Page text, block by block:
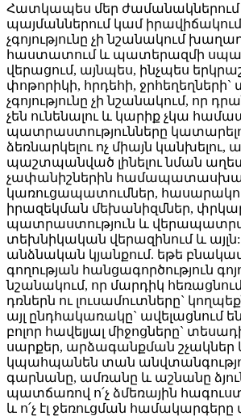
Հատկապես մեր
պայմաններում կամ
չգոյությունը չի նշանակում
հաստատում և պատերազմի
վերացում, այնպես, ինչպես
փոթորիկի, հրդեհի, ջրհեղեղների`
չգոյությունը չի նշանակում, որ
չեն ունենալու և կարիք չկա
պատրաստությունները
ձեռնարկելու ոչ միայն կանխելու,
պաշտպանված լինելու նման
չափանիշներին
կառուցապատումներ,
իրազեկման մեխանիզմներ,
պատրաստություն և
տեխնիկական վերազինում և
անձնական կյանքում. եթե
գողության հանցագործություն
նշանակում, որ մարդիկ
դռներն ու լուսամուտները`
այլ ընդհակառակը` ավելացնում
բոլոր հավելյալ միջոցները`
սարքեր, արձագանքման շչակներ և
կպահպանեն տան
գարնանը, ամռանը և աշնանը ձյուն
պատճառով ո՛չ ձմեռային
և ո՛չ էլ ջեռուցման համակարգերը